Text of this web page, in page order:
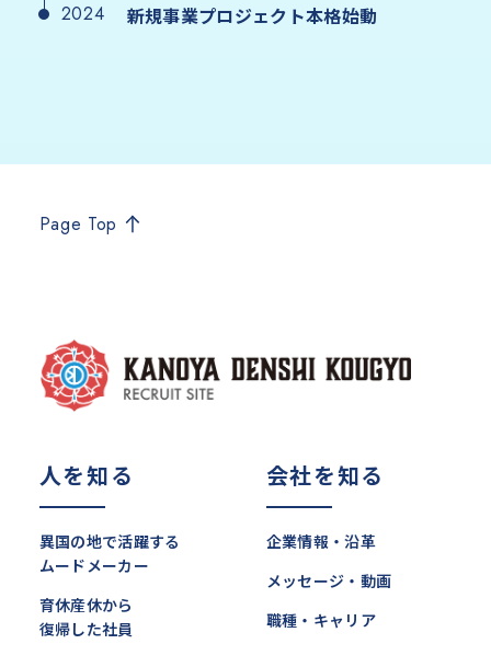
2024 新規事業プロジェクト本格始動
Page Top
人を知る
異国の地で活躍する
ムードメーカー
育休産休から
復帰した社員
会社を知る
企業情報・沿革
メッセージ・動画
職種・キャリア